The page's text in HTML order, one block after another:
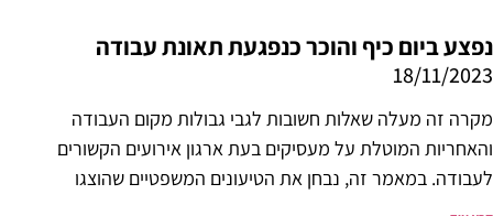
נפצע ביום כיף והוכר כנפגעת תאונת עבודה
18/11/2023
מקרה זה מעלה שאלות חשובות לגבי גבולות מקום העבודה
והאחריות המוטלת על מעסיקים בעת ארגון אירועים הקשורים
לעבודה. במאמר זה, נבחן את הטיעונים המשפטיים שהוצגו